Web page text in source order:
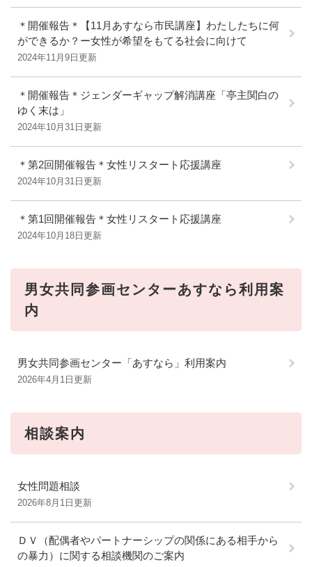
＊開催報告＊【11月あすなら市民講座】わたしたちに何
ができるか？ー女性が希望をもてる社会に向けて
2024年11月9日更新
＊開催報告＊ジェンダーギャップ解消講座「亭主関白の
ゆく末は」
2024年10月31日更新
＊第2回開催報告＊女性リスタート応援講座
2024年10月31日更新
＊第1回開催報告＊女性リスタート応援講座
2024年10月18日更新
男女共同参画センターあすなら利用案
内
男女共同参画センター「あすなら」利用案内
2026年4月1日更新
相談案内
女性問題相談
2026年8月1日更新
ＤＶ（配偶者やパートナーシップの関係にある相手から
の暴力）に関する相談機関のご案内